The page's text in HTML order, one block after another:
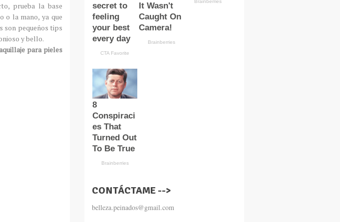
prueba la base
o la mano, ya que
son pequeños tips
y bello.
para pieles
CONTÁCTAME -->
belleza.peinados@gmail.com